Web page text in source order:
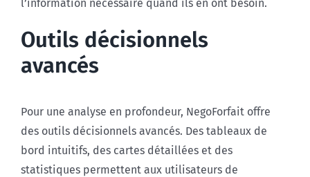
l’information nécessaire quand ils en ont besoin.
Outils décisionnels
avancés
Pour une analyse en profondeur, NegoForfait offre
des outils décisionnels avancés. Des tableaux de
bord intuitifs, des cartes détaillées et des
statistiques permettent aux utilisateurs de